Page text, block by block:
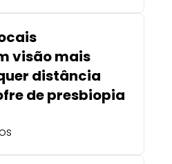
visão mais
distância
de presbiopia